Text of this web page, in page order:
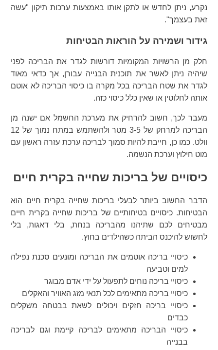
נקרע, ניתן לחדש או לתקן אותו באמצעות ערכות תיקון "עשה
זאת בעצמך".
גידור ושמירה על הוראות הבטיחות
חלק מן הרשויות המקומיות דורשות לגדר את הבריכה לפני
שיהיה ניתן לאשר את תוכנית הבנייה עבורן, אך כדאי מאוד
לגדר את שטח הבריכה בכל מקרה בו כיסוי הבריכה לא אוטם
אותה לחלוטין או שאין כלל כיסוי כזה.
מעבר לכך, חשוב להרחיק את מערכת החשמל אם ישנה מן
הבריכה למרחק של 3-5 מטר ולהשתמש במתח נמוך של 12
וולט. כמו כן, חייבת להיות סמוך לבריכה ערכת עזרה ראשון עם
מוט חילוץ וערכת הנשמה.
כיסויים של בריכות שחייה בקרית חיים
הדבר החשוב ביותר לבעלי בריכות שחייה בקרית חיים הוא
הבטיחות. כיסויים בטיחותיים של בריכות שחייה בקרית חיים
מבטיחים לכם שתיהנו מהבריכה בנחת, בלי דאגות, בלי
לחשוש להיכנס הביתה כשהילדים בחוץ.
כיסויי בריכה אוטמים את הבריכה ומונעים סכנת נפילה
למים וטביעה
כיסויי בריכה נוחים לתפעול על ידי אדם מבוגר
כיסויי בריכה מתאימים לכל תנאי מזג האוויר והאקלים
כיסויי בריכה חזקים ויכולים לשאת בבטחה משקלים
כבדים
כיסויי הבריכה מתאימים לבריכה קיימת וגם לבריכה
בבנייה